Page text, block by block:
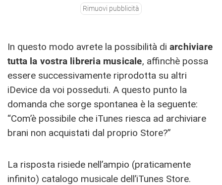
Rimuovi pubblicità
In questo modo avrete la possibilità di archiviare
tutta la vostra libreria musicale, affinchè possa
essere successivamente riprodotta su altri
iDevice da voi posseduti. A questo punto la
domanda che sorge spontanea è la seguente:
“Com’è possibile che iTunes riesca ad archiviare
brani non acquistati dal proprio Store?”
La risposta risiede nell’ampio (praticamente
infinito) catalogo musicale dell’iTunes Store.